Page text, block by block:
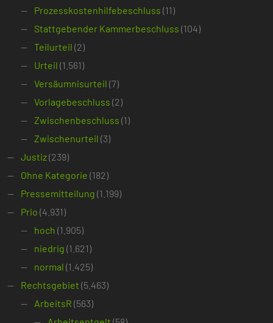
Prozesskostenhilfebeschluss (11)
Stattgebender Kammerbeschluss (104)
Teilurteil (2)
Urteil (1.561)
Versäumnisurteil (7)
Vorlagebeschluss (2)
Zwischenbeschluss (1)
Zwischenurteil (3)
Justiz(239)
Ohne Kategorie (182)
Pressemitteilung (1.199)
Prio (4.931)
hoch (1.905)
niedrig (1.621)
normal (1.425)
Rechtsgebiet (5.463)
ArbeitsR (563)